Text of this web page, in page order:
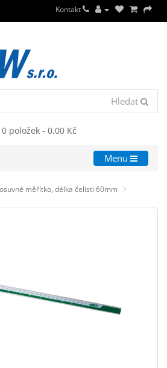
Kontakt
Hledat
0 položek - 0,00 Kč
Menu
měřítko, délka čelisti 60mm